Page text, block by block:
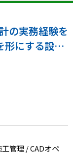
の実務経験を
形にする設計
可
管理 / CADオペ